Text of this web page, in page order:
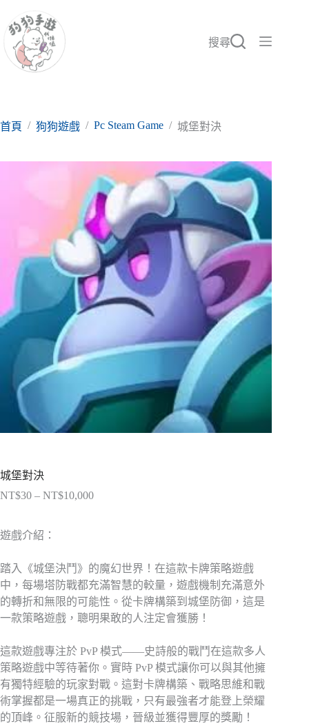
至
要
搜尋
首頁 / 狗狗遊戲 / Pc Steam Game / 城堡對決
城堡對決
NT$30 – NT$10,000價
NT$30
到
NT$10,000
遊戲介紹：
踏入《城堡決鬥》的魔幻世界！在這款卡牌策略遊戲
中，每場塔防戰都充滿智慧的較量，遊戲機制充滿意外
的轉折和無限的可能性。從卡牌構築到城堡防御，這是
一款策略遊戲，聰明果敢的人注定會獲勝！
這款遊戲專注於 PvP 模式——史詩般的戰鬥在這款多人
策略遊戲中等待著你。實時 PvP 模式讓你可以與其他擁
有獨特經驗的玩家對戰。這對卡牌構築、戰略思維和戰
術掌握都是一場真正的挑戰，只有最強者才能登上榮耀
的頂峰。征服新的競技場，晉級並獲得豐厚的獎勵！